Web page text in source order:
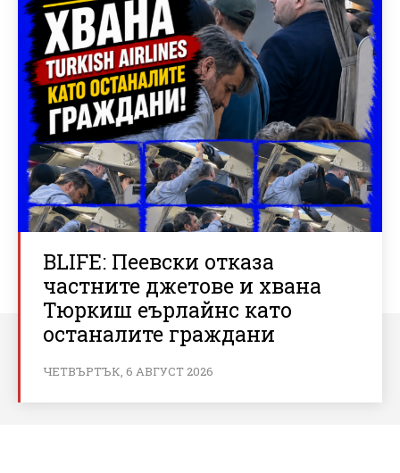
BLIFE: Пеевски отказа
частните джетове и хвана
Тюркиш еърлайнс като
останалите граждани
ЧЕТВЪРТЪК, 6 АВГУСТ 2026